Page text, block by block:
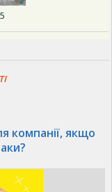
компанії, якщо